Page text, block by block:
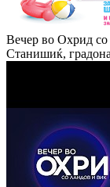
Вечер во Охрид
Станишиќ,